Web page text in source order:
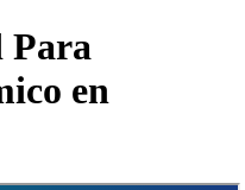
Para
en